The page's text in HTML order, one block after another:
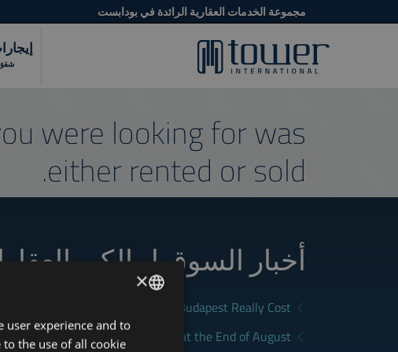
مجموعة الخدمات العقارية الرائدة في بودابست
were looking for was
either rented or sold.
أخبار السوق لمالكي
What Does Renting in Budapest Really Cost?
Find a Good Rental in Budapest at the End of August
ENGLISH
HUNGARIAN
×
user experience and to
the use of all cookie